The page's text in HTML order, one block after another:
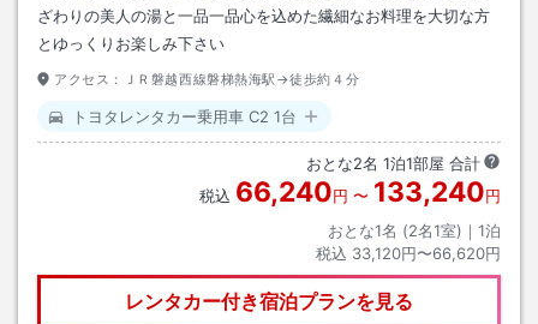
ざわりの美人の湯と一品一品心を込めた繊細なお料理を大切な方
とゆっくりお楽しみ下さい
アクセス： ＪＲ磐越西線磐梯熱海駅→徒歩約４分
トヨタレンタカー乗用車 C2 1台
おとな2名 1泊1部屋 合計
税込 66,240円 〜 133,240円
おとな1名 (2名1室)｜ 1泊
税込 33,120円〜66,620円
レンタカー付き宿泊プランを見る